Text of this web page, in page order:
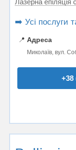
Лазерна епіляція
➡️ Усі послуги
📍 Адреса
Миколаїв, вул.
+38